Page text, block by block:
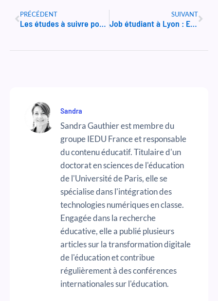
Précédent
PRÉCÉDENT
Les études à suivre pour devenir assistante dentaire
SUIVANT
Job étudiant à Lyon : Et, si vous donniez des cours à domicile ?
Sandra
Sandra Gauthier est membre du
groupe IEDU France et responsable
du contenu éducatif. Titulaire d'un
doctorat en sciences de l'éducation
de l'Université de Paris, elle se
spécialise dans l'intégration des
technologies numériques en classe.
Engagée dans la recherche
éducative, elle a publié plusieurs
articles sur la transformation digitale
de l'éducation et contribue
régulièrement à des conférences
internationales sur l'éducation.